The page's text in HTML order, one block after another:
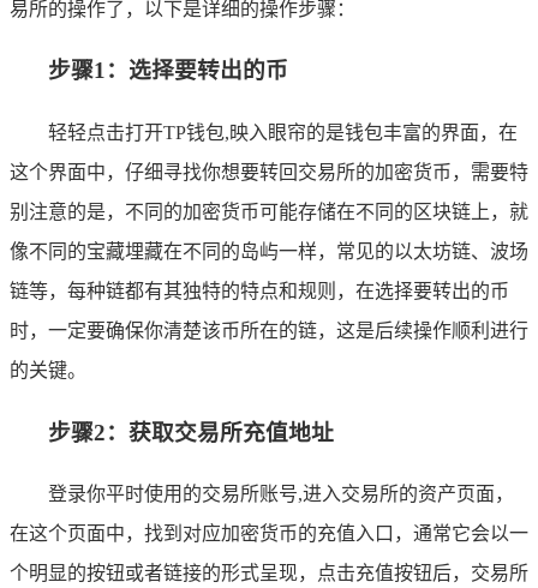
易所的操作了，以下是详细的操作步骤：
步骤1：选择要转出的币
轻轻点击打开TP钱包,映入眼帘的是钱包丰富的界面，在
这个界面中，仔细寻找你想要转回交易所的加密货币，需要特
别注意的是，不同的加密货币可能存储在不同的区块链上，就
像不同的宝藏埋藏在不同的岛屿一样，常见的以太坊链、波场
链等，每种链都有其独特的特点和规则，在选择要转出的币
时，一定要确保你清楚该币所在的链，这是后续操作顺利进行
的关键。
步骤2：获取交易所充值地址
登录你平时使用的交易所账号,进入交易所的资产页面，
在这个页面中，找到对应加密货币的充值入口，通常它会以一
个明显的按钮或者链接的形式呈现，点击充值按钮后，交易所